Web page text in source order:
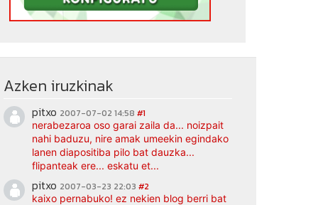
Azken iruzkinak
pitxo 2007-07-02 14:58 #1
nerabezaroa oso garai zaila da... noizpait
nahi baduzu, nire amak umeekin egindako
lanen diapositiba pilo bat dauzka...
flipanteak ere... eskatu et...
pitxo 2007-03-23 22:03 #2
kaixo pernabuko! ez nekien blog berri bat